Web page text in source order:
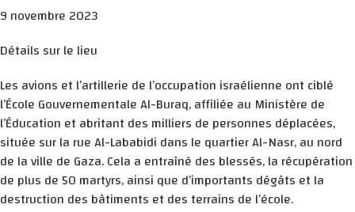
9 novembre 2023
Détails sur le lieu
Les avions et l’artillerie de l’occupation israélienne ont ciblé
l’École Gouvernementale Al-Buraq, affiliée au Ministère de
l’Éducation et abritant des milliers de personnes déplacées,
située sur la rue Al-Lababidi dans le quartier Al-Nasr, au nord
de la ville de Gaza. Cela a entraîné des blessés, la récupération
de plus de 50 martyrs, ainsi que d’importants dégâts et la
destruction des bâtiments et des terrains de l’école.